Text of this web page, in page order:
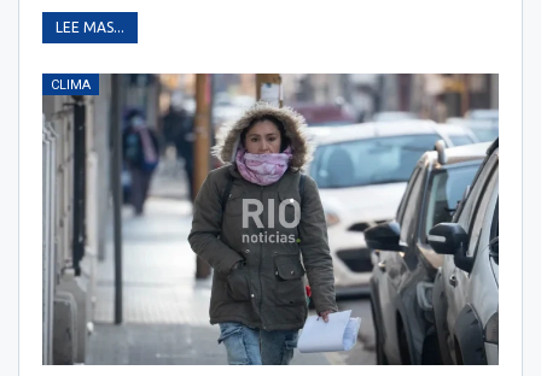
LEE MAS...
CLIMA